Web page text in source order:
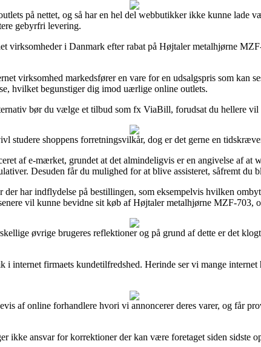
på nettet, og så har en hel del webbutikker ikke kunne lade
gebyrfri levering.
i Danmark efter rabat på Højtaler metalhjørne
virksomhed markedsfører en vare for en udsalgspris som kan
hvilket begunstiger dig imod uærlige online outlets.
bør du vælge et tilbud som fx ViaBill, forudsat du hellere
studere shoppens forretningsvilkår, dog er det gerne en
af e-mærket, grundet at det almindeligvis er en angivelse af
Desuden får du mulighed for at blive assisteret, såfremt du
har indflydelse på bestillingen, som eksempelvis hvilken
vil kunne bevidne sit køb af Højtaler metalhjørne MZF-703,
øvrige brugeres reflektioner og på grund af dette er det
internet firmaets kundetilfredshed. Herinde ser vi mange
af online forhandlere hvori vi annoncerer deres varer, og får
ikke ansvar for korrektioner der kan være foretaget siden sidste